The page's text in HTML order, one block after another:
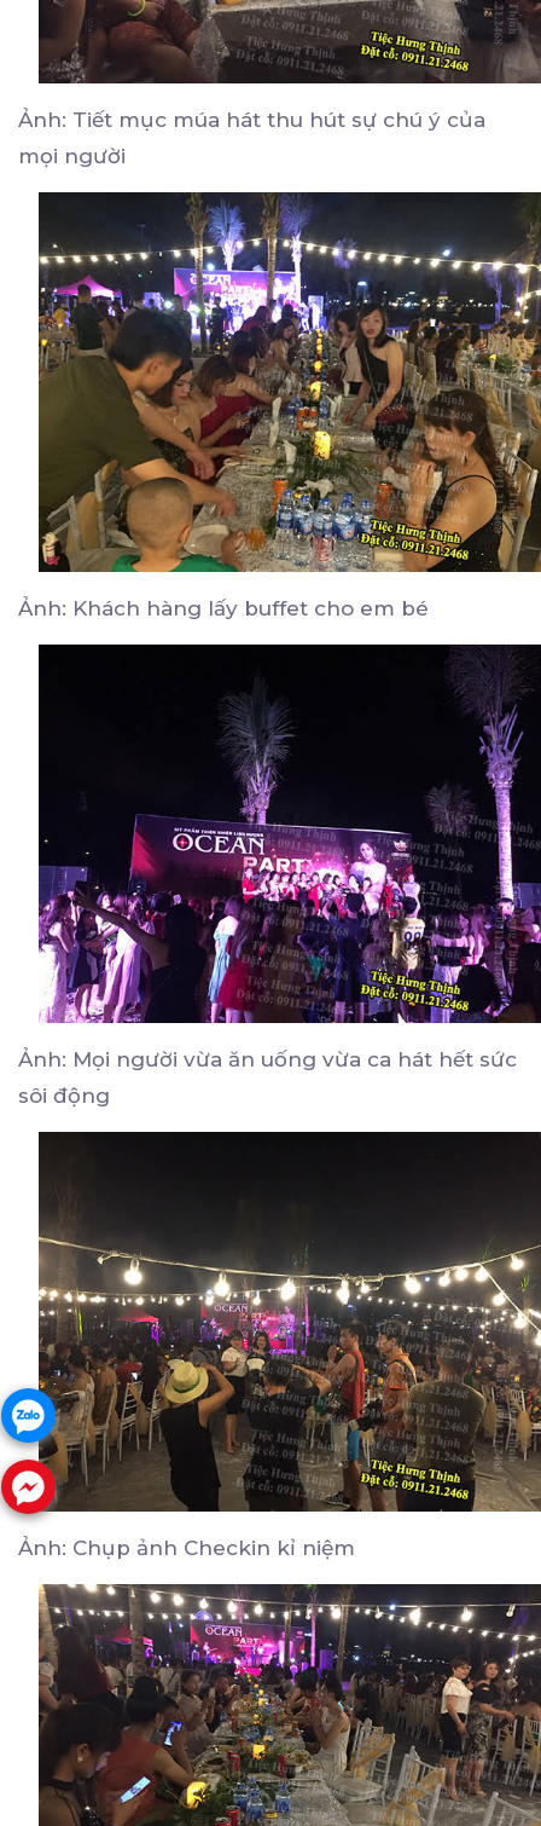
Ảnh: Tiết mục múa hát thu hút sự chú ý của
mọi người
Ảnh: Khách hàng lấy buffet cho em bé
Ảnh: Mọi người vừa ăn uống vừa ca hát hết sức
sôi động
Ảnh: Chụp ảnh Checkin kỉ niệm